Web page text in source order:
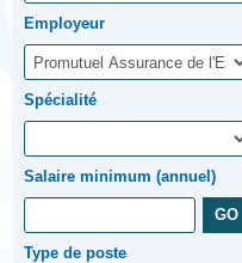
Employeur
Spécialité
Salaire minimum (annuel)
Type de poste